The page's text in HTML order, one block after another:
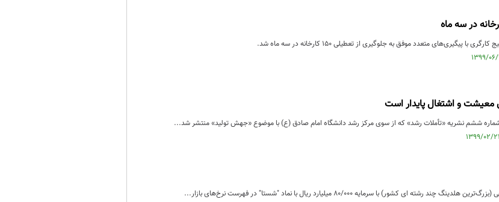
متعدد موفق به جلوگیری از تعطیلی ۱۵۰ کارخانه در سه ماه شد.
و اشتغال پایدار است
شماره ششم نشریه «تأملات رشد» که از سوی مرکز رشد دانشگاه امام صادق (ع) با موضوع «جهش تولید» منتشر شد...
ای کشور) با سرمایه ۸۰/۰۰۰ میلیارد ریال با نماد "شستا" در فهرست نرخ‌های بازار...